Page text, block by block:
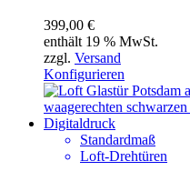
399,00 €
enthält 19 % MwSt.
zzgl. Versand
Konfigurieren
Standardmaß
Loft-Drehtüren